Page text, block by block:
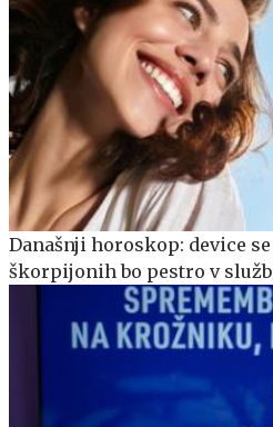
Današnji horoskop: device
škorpijonih bo pestro v